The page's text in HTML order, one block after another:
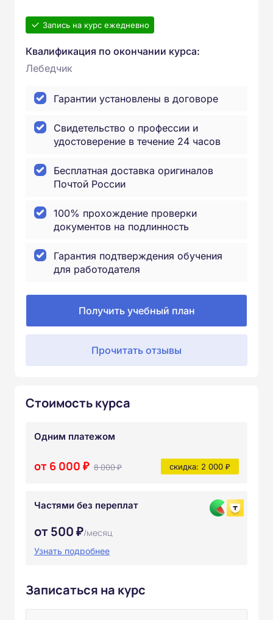
Запись на курс ежедневно
Квалификация по окончании курса:
Лебедчик
Гарантии установлены в договоре
Свидетельство о профессии и
удостоверение в течение 24 часов
Бесплатная доставка оригиналов
Почтой России
100% прохождение проверки
документов на подлинность
Гарантия подтверждения обучения
для работодателя
Получить учебный план
Прочитать отзывы
Стоимость курса
Одним платежом
от 6 000 ₽ 8 000 ₽ скидка: 2 000 ₽
Частями без переплат
от 500 ₽/месяц
Узнать подробнее
Записаться на курс